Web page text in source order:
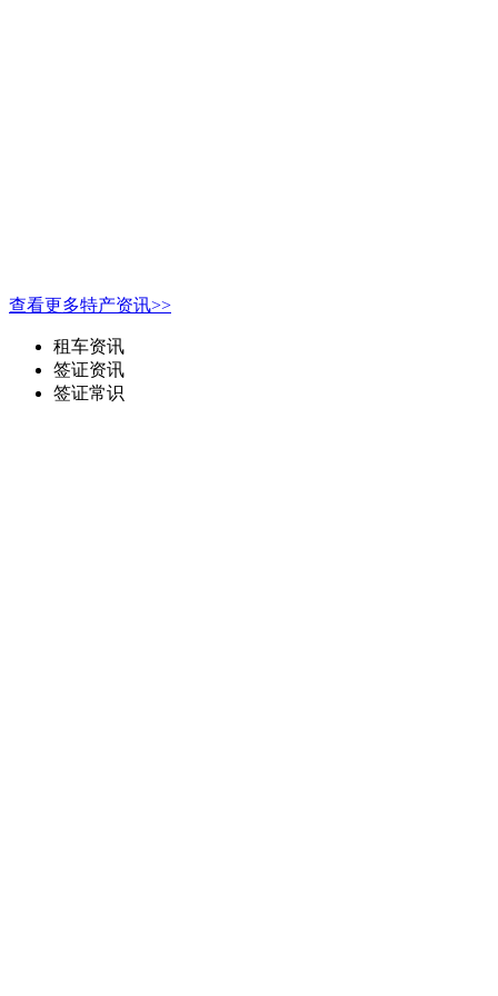
查看更多特产资讯>>
租车资讯
签证资讯
签证常识